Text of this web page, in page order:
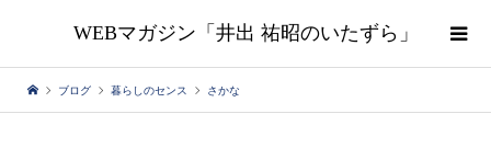
WEBマガジン「井出 祐昭のいたずら」
ブログ 暮らしのセンス さかな